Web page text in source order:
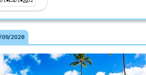
09/2026